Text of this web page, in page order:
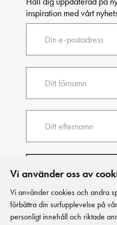
Vi använder oss av
Vi använder cookies och andra
förbättra din surfupplevelse på
personligt innehåll och riktade
inspiration med vårt